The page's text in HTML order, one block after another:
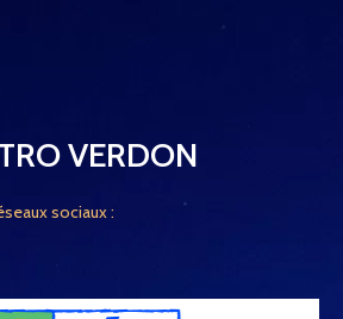
VERDON
sociaux :